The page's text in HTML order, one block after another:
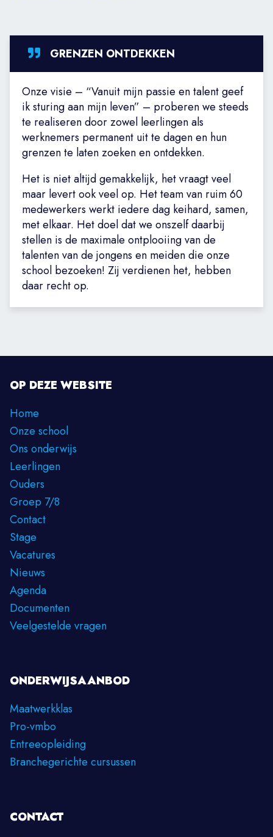
GRENZEN ONTDEKKEN
Onze visie – “Vanuit mijn passie en talent geef
ik sturing aan mijn leven” – proberen we steeds
te realiseren door zowel leerlingen als
werknemers permanent uit te dagen en hun
grenzen te laten zoeken en ontdekken.
Het is niet altijd gemakkelijk, het vraagt veel
maar levert ook veel op. Het team van ruim 60
medewerkers werkt iedere dag keihard, samen,
met elkaar. Het doel dat we onszelf daarbij
stellen is de maximale ontplooiing van de
talenten van de jongens en meiden die onze
school bezoeken! Zij verdienen het, hebben
daar recht op.
OP DEZE WEBSITE
Home
Onze school
Ons onderwijs
Leerlingen
Ouders
Groep 7/8
Contact
Stage
Vacatures
Nieuws
Agenda
Documenten
Veelgestelde vragen
ONDERWIJSAANBOD
Maatwerkklas
Pro-vmbo
Entreeopleiding
Branchegerichte cursussen
CONTACT